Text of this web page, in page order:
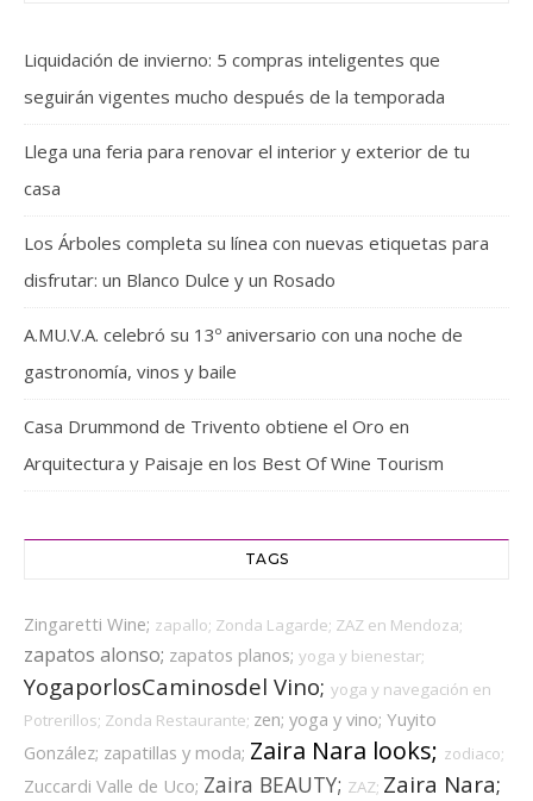
Liquidación de invierno: 5 compras inteligentes que
seguirán vigentes mucho después de la temporada
Llega una feria para renovar el interior y exterior de tu
casa
Los Árboles completa su línea con nuevas etiquetas para
disfrutar: un Blanco Dulce y un Rosado
A.MU.V.A. celebró su 13º aniversario con una noche de
gastronomía, vinos y baile
Casa Drummond de Trivento obtiene el Oro en
Arquitectura y Paisaje en los Best Of Wine Tourism
TAGS
Zingaretti Wine; zapallo; Zonda Lagarde; ZAZ en Mendoza;
zapatos alonso; zapatos planos; yoga y bienestar;
YogaporlosCaminosdel Vino; yoga y navegación en
Potrerillos; Zonda Restaurante; zen; yoga y vino; Yuyito
González; zapatillas y moda; Zaira Nara looks; zodiaco;
Zuccardi Valle de Uco; Zaira BEAUTY; ZAZ; Zaira Nara;